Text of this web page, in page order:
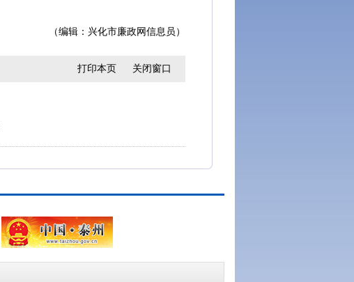
（编辑：兴化市廉政网信息员）
打印本页 关闭窗口